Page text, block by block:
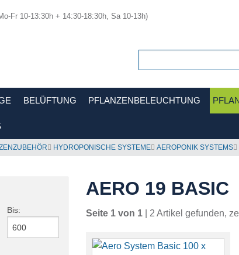
Fr 10-13:30h + 14:30-18:30h, Sa 10-13h)
BELÜFTUNG PFLANZENBELEUCHTUNG
HYDROPONISCHE SYSTEME AEROPONIK SYSTEMS
AERO 19 BASIC
Seite 1 von 1 | 2 Artikel gefunden,
Bis: